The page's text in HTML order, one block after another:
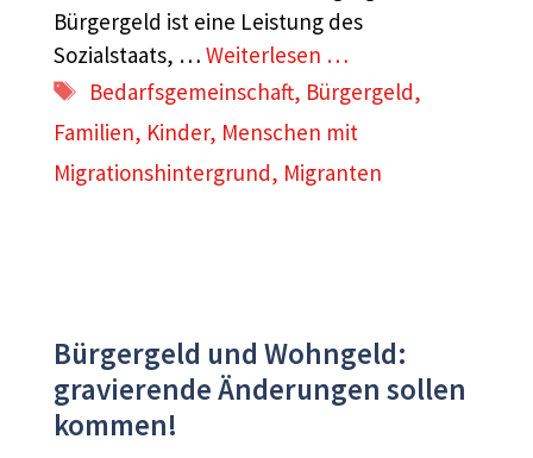
Bürgergeld ist eine Leistung des
Sozialstaats, … Weiterlesen …
Schlagwörter
Bedarfsgemeinschaft, Bürgergeld,
Familien, Kinder, Menschen mit
Migrationshintergrund, Migranten
Bürgergeld und Wohngeld:
gravierende Änderungen sollen
kommen!